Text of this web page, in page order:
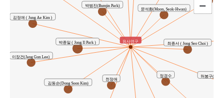
김동순(Dong Soon Kim)
김정애 ( Jung Ae Kim )
문석환(Moon, Seok-Hwan)
박범진(Bumjin Park)
박종일 ( Jong Il Park )
이장건(Jang Gun Lee)
정경수
천정애
최종서 ( Jong Seo Choi )
허봉구
유사연구